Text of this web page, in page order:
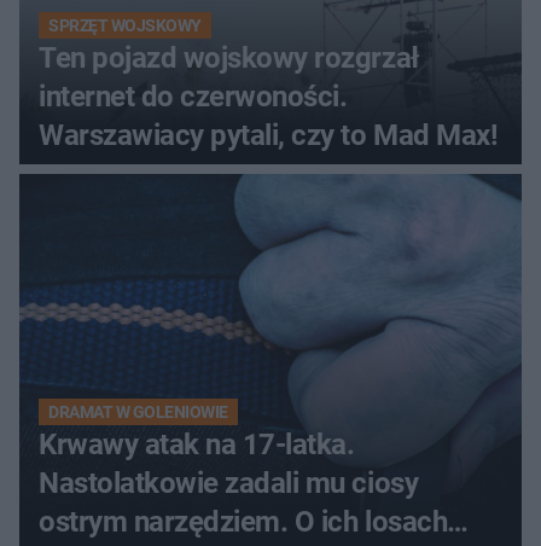
SPRZĘT WOJSKOWY
Ten pojazd wojskowy rozgrzał
internet do czerwoności.
Warszawiacy pytali, czy to Mad Max!
DRAMAT W GOLENIOWIE
Krwawy atak na 17-latka.
Nastolatkowie zadali mu ciosy
ostrym narzędziem. O ich losach